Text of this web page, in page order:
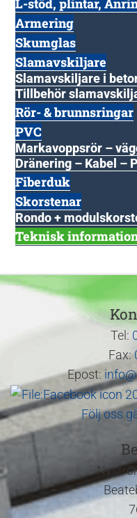
Armering
Skumglas
Slamavskiljare
Slamavskiljare i
Tillbehör
Rör- & brunnsringar
PVC
Markavoppsrör –
Dränering – Kabel –
Fiberduk
Skorstenar
Rondo +
Teknisk
Tel:
Fax:
Epost:
Följ oss